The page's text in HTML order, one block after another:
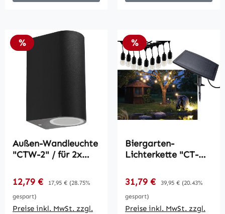
Rabatt
%
Außen-Wandleuchte
"CTW-2" / für 2x
Gehäuse grau
Verkaufspreis:
12,79 € Regulärer Preis:
17,95 € (28.75%
gespart)
Preise inkl. MwSt. zzgl.
Rabatt
%
Biergarten-
Lichterkette "CT-
4,5m, 10x Filament
Led Lampe, IP44
Verkaufspreis:
31,79 € Regulärer Preis:
39,95 € (20.43%
gespart)
Preise inkl. MwSt. zzgl.